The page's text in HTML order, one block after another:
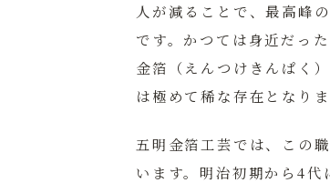
人が減ることで、最高峰
です。かつては身近だっ
金箔（えんつけきんぱく
は極めて稀な存在となりま
五明金箔工芸では、この
います。明治初期から4